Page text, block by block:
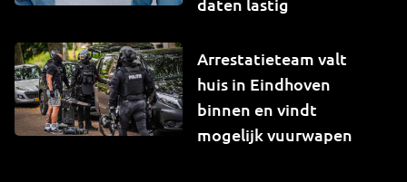
Arrestatieteam valt
huis in Eindhoven
binnen en vindt
mogelijk vuurwapen